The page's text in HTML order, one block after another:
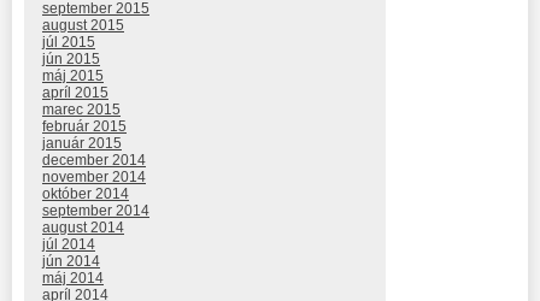
september 2015
august 2015
júl 2015
jún 2015
máj 2015
apríl 2015
marec 2015
február 2015
január 2015
december 2014
november 2014
október 2014
september 2014
august 2014
júl 2014
jún 2014
máj 2014
apríl 2014